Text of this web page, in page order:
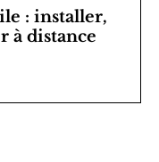
: installer,
à distance